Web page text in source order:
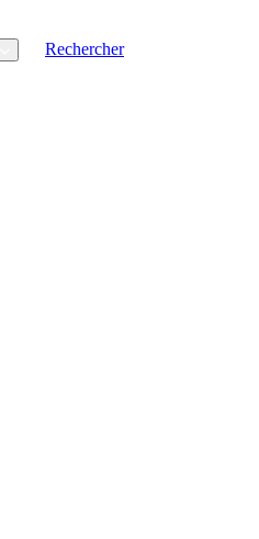
Rechercher